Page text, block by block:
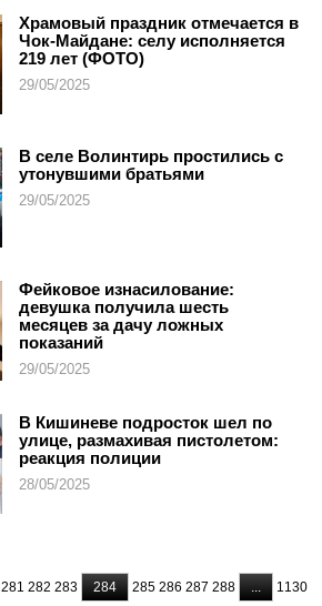
Храмовый праздник отмечается в
Чок-Майдане: селу исполняется
219 лет (ФОТО)
29/05/2025
В селе Волинтирь простились с
утонувшими братьями
29/05/2025
Фейковое изнасилование:
девушка получила шесть
месяцев за дачу ложных
показаний
29/05/2025
В Кишиневе подросток шел по
улице, размахивая пистолетом:
реакция полиции
28/05/2025
281 282 283 284 285 286 287 288 1130